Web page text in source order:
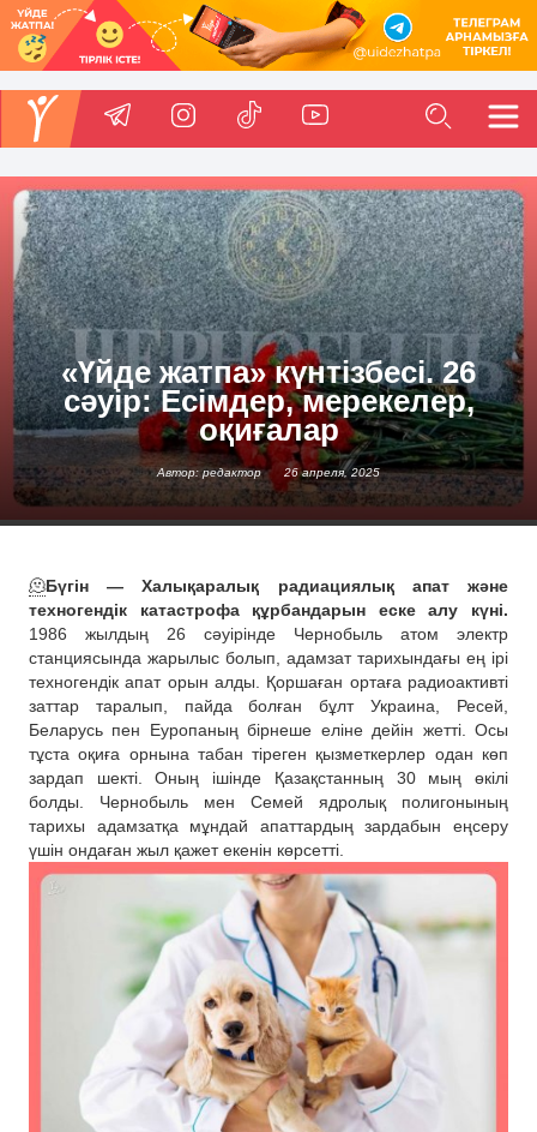
«Үйде жатпа» күнтізбесі. 26
сәуір: Есімдер, мерекелер,
оқиғалар
Автор: редактор 26 апреля, 2025
🫠Бүгін — Халықаралық радиациялық апат және
техногендік катастрофа құрбандарын еске алу күні.
1986 жылдың 26 сәуірінде Чернобыль атом электр
станциясында жарылыс болып, адамзат тарихындағы ең ірі
техногендік апат орын алды. Қоршаған ортаға радиоактивті
заттар таралып, пайда болған бұлт Украина, Ресей,
Беларусь пен Еуропаның бірнеше еліне дейін жетті. Осы
тұста оқиға орнына табан тіреген қызметкерлер одан көп
зардап шекті. Оның ішінде Қазақстанның 30 мың өкілі
болды. Чернобыль мен Семей ядролық полигонының
тарихы адамзатқа мұндай апаттардың зардабын еңсеру
үшін ондаған жыл қажет екенін көрсетті.